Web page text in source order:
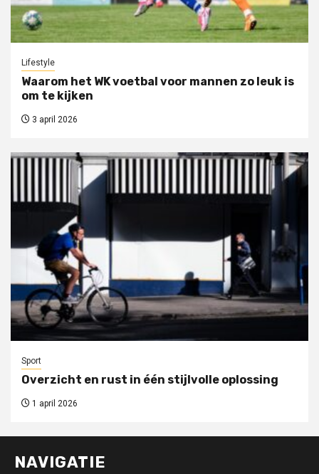
Lifestyle
Waarom het WK voetbal voor mannen zo leuk is
om te kijken
3 april 2026
Sport
Overzicht en rust in één stijlvolle oplossing
1 april 2026
NAVIGATIE